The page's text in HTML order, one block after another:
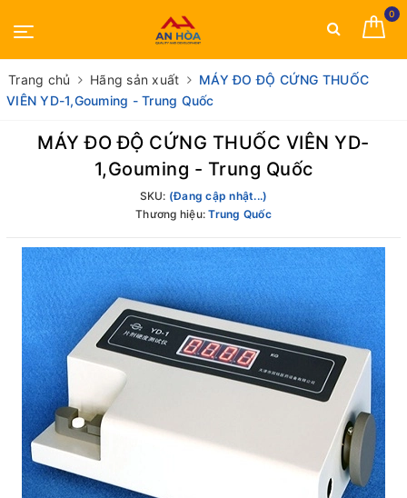
0
Trang chủ Hãng sản xuất
MÁY ĐO ĐỘ CỨNG THUỐC
VIÊN YD-1,Gouming - Trung Quốc
MÁY ĐO ĐỘ CỨNG THUỐC VIÊN YD-
1,Gouming - Trung Quốc
SKU: (Đang cập nhật...)
Thương hiệu:Trung Quốc